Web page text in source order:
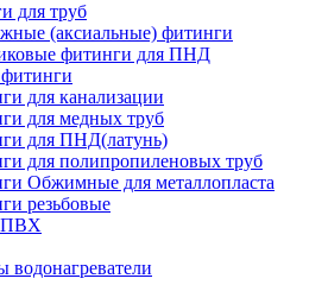
для труб
(аксиальные) фитинги
фитинги для ПНД
для канализации
для медных труб
для ПНД(латунь)
для полипропиленовых труб
Обжимные для металлопласта
резьбовые
ПВХ
водонагреватели